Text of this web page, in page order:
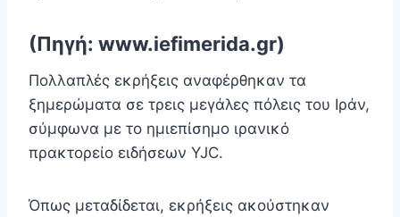
(Πηγή: www.iefimerida.gr)
Πολλαπλές εκρήξεις αναφέρθηκαν τα
ξημερώματα σε τρεις μεγάλες πόλεις του Ιράν,
σύμφωνα με το ημιεπίσημο ιρανικό
πρακτορείο ειδήσεων YJC.
Όπως μεταδίδεται, εκρήξεις ακούστηκαν